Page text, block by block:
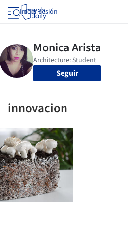
Iniciar sesión
Seguir
innovacion